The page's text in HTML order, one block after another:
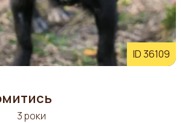
ID 36109
3 роки